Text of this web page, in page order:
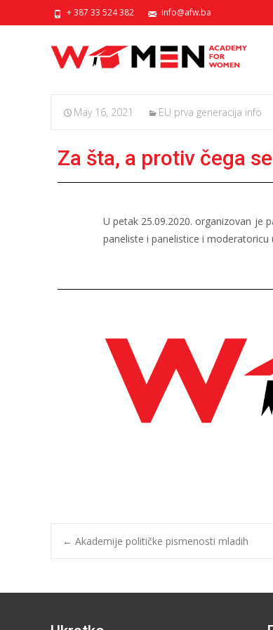
+ 387 33 524 382 info@afw.ba
May 16, 2021 EU prva generacija info
Za šta, a protiv čega
U petak 25.09.2020. organizovan je
paneliste i panelistice i moderatoricu
← Akademije političke pismenosti mladih